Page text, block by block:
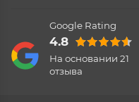
Google Rating
4.8
На основании 21
отзыва